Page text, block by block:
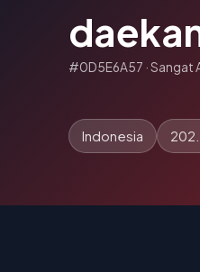
#0D5E6A57 · Sangat
Indonesia